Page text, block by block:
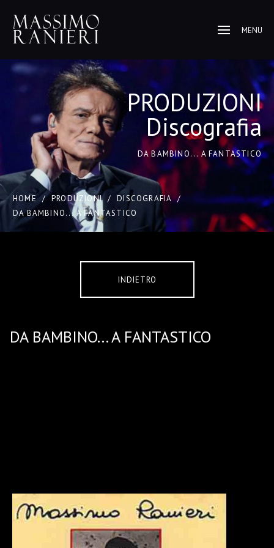
MENU
PRODUZIONI
Discografia
DA BAMBINO... A FANTASTICO
HOME / PRODUZIONI / DISCOGRAFIA /
DA BAMBINO... A FANTASTICO
INDIETRO
DA BAMBINO... A FANTASTICO